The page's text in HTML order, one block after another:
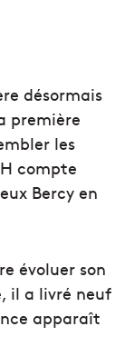
désormais
première
les
compte
Bercy en
évoluer son
il a livré neuf
apparaît